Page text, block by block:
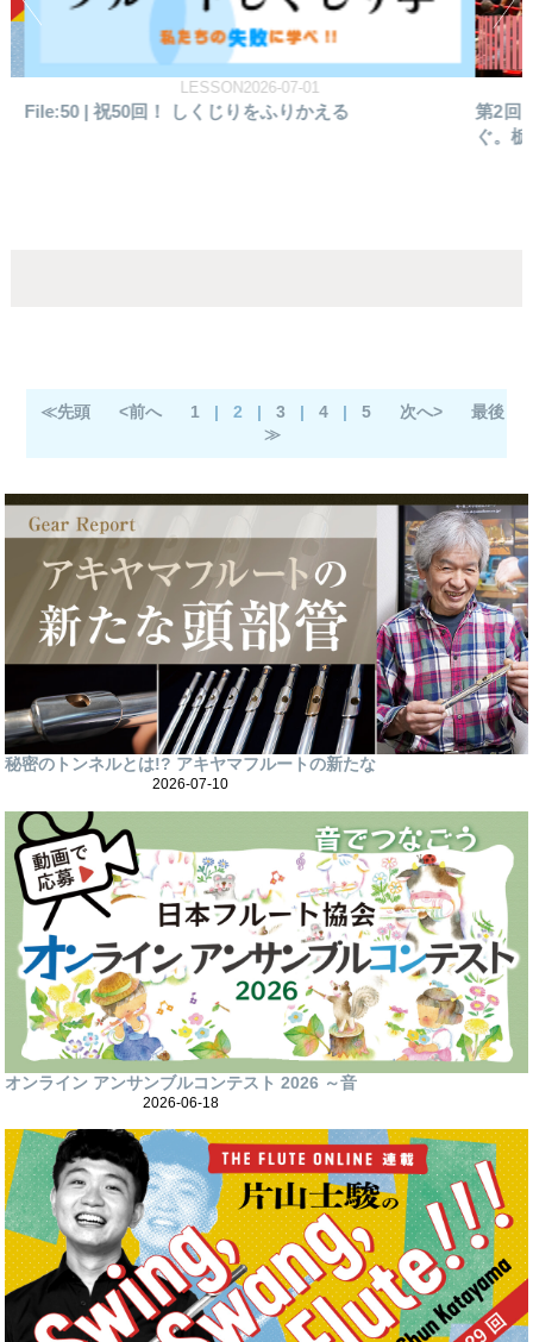
REPORT2026-06-19
第2回 とちぎフルートフェスティバル 音楽で世界を繋
込む
≪先頭 <前へ 1 | 2 | 3 | 4 | 5 次へ>
最後
≫
秘密のトンネルとは!? アキヤマフルートの新たな
2026-07-10
オンライン アンサンブルコンテスト 2026 ～音
2026-06-18